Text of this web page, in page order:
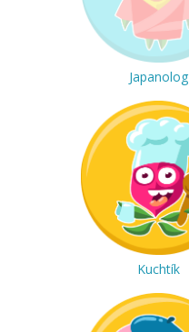
Japanolog
Kuchtík